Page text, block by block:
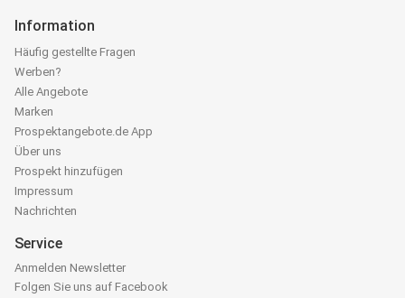
Information
Häufig gestellte Fragen
Werben?
Alle Angebote
Marken
Prospektangebote.de App
Über uns
Prospekt hinzufügen
Impressum
Nachrichten
Service
Anmelden Newsletter
Folgen Sie uns auf Facebook